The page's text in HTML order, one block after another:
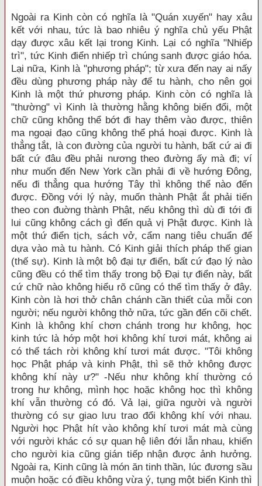
Ngoài ra Kinh còn có nghĩa là "Quán xuyến" hay xâu
kết với nhau, tức là bao nhiêu ý nghĩa chủ yếu Phật
dạy được xâu kết lại trong Kinh. Lại có nghĩa "Nhiếp
trì", tức Kinh điển nhiếp trì chúng sanh được giáo hóa.
Lại nữa, Kinh là "phương pháp"; từ xưa đến nay ai nấy
đều dùng phương pháp này để tu hành, cho nên gọi
Kinh là một thứ phương pháp. Kinh còn có nghĩa là
"thường" vì Kinh là thường hằng không biến đổi, một
chữ cũng không thể bớt đi hay thêm vào được, thiên
ma ngoại đạo cũng không thể phá hoại được. Kinh là
thẳng tắt, là con đường của người tu hành, bất cứ ai đi
bất cứ đâu đều phải nương theo đường ấy mà đi; ví
như muốn đến New York cần phải đi về hướng Đông,
nếu đi thẳng qua hướng Tây thì không thể nào đến
được. Đồng với lý này, muốn thành Phật ắt phải tiến
theo con đuờng thành Phật, nếu không thì dù đi tới đi
lui cũng không cách gì đến quả vị Phật được. Kinh là
một thứ điển tịch, sách vở, cẩm nang tiêu chuẩn để
dựa vào mà tu hành. Có Kinh giải thích pháp thế gian
(thế sự). Kinh là một bộ đại tự điển, bất cứ đạo lý nào
cũng đều có thể tìm thấy trong bộ Đại tự điển này, bất
cứ chữ nào không hiểu rõ cũng có thể tìm thấy ở đây.
Kinh còn là hơi thở chân chánh cần thiết của mỗi con
người; nếu người không thở nữa, tức gần đến cõi chết.
Kinh là không khí chơn chánh trong hư không, học
kinh tức là hớp một hơi không khí tươi mát, không ai
có thể tách rời không khí tươi mát được. "Tôi không
học Phật pháp và kinh Phật, thì sẽ thở không được
không khí này ư?" -Nếu như không khí thường có
trong hư không, mình học hoặc không học thì không
khí vẫn thường có đó. Vả lại, giữa người và người
thường có sự giao lưu trao đổi không khí với nhau.
Người học Phật hít vào không khí tươi mát mà cùng
với người khác có sự quan hệ liên đới lẫn nhau, khiến
cho người kia cũng gián tiếp nhận được ảnh hưởng.
Ngoài ra, Kinh cũng là món ăn tinh thần, lúc đương sầu
muộn hoặc có điều không vừa ý, tụng một biến Kinh thì